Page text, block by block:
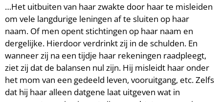
…Het uitbuiten van haar zwakte door haar te misleiden
om vele langdurige leningen af te sluiten op haar
naam. Of men opent stichtingen op haar naam en
dergelijke. Hierdoor verdrinkt zij in de schulden. En
wanneer zij na een tijdje haar rekeningen raadpleegt,
ziet zij dat de balansen nul zijn. Hij misleidt haar onder
het mom van een gedeeld leven, vooruitgang, etc. Zelfs
dat hij haar alleen datgene laat uitgeven wat in